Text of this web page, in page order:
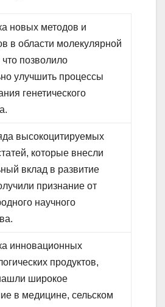
новых методов и
в области молекулярной
что позволило
улучшить процессы
генетического
высокоцитируемых
которые внесли
вклад в развитие
признание от
научного
инновационных
продуктов,
широкое
в медицине, сельском